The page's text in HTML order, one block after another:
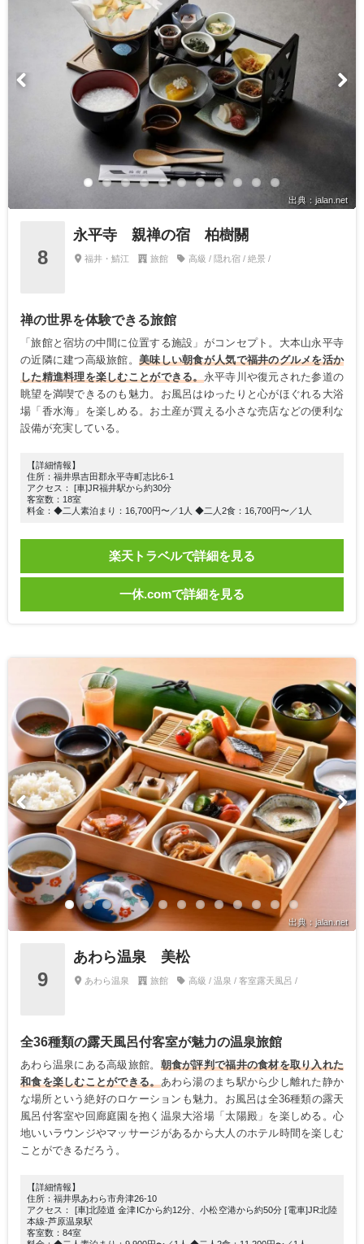
出典：jalan.net
8
永平寺 親禅の宿 柏樹關
福井・鯖江 旅館 高級 / 隠れ宿 / 絶景 /
禅の世界を体験できる旅館
「旅館と宿坊の中間に位置する施設」がコンセプト。大本山永平寺
の近隣に建つ高級旅館。美味しい朝食が人気で福井のグルメを活か
した精進料理を楽しむことができる。 永平寺川や復元された参道の
眺望を満喫できるのも魅力。お風呂はゆったりと心がほぐれる大浴
場「香水海」を楽しめる。お土産が買える小さな売店などの便利な
設備が充実している。
【詳細情報】
住所：福井県吉田郡永平寺町志比6-1
アクセス： [車]JR福井駅から約30分
客室数：18室
料金：◆二人素泊まり：16,700円〜／1人 ◆二人2食：16,700円〜／1人
楽天トラベルで詳細を見る
一休.comで詳細を見る
出典：jalan.net
9
あわら温泉 美松
あわら温泉 旅館 高級 / 温泉 / 客室露天風呂 /
全36種類の露天風呂付客室が魅力の温泉旅館
あわら温泉にある高級旅館。 朝食が評判で福井の食材を取り入れた
和食を楽しむことができる。 あわら湯のまち駅から少し離れた静か
な場所という絶好のロケーションも魅力。お風呂は全36種類の露天
風呂付客室や回廊庭園を抱く温泉大浴場「太陽殿」を楽しめる。心
地いいラウンジやマッサージがあるから大人のホテル時間を楽しむ
ことができるだろう。
【詳細情報】
住所：福井県あわら市舟津26-10
アクセス： [車]北陸道 金津ICから約12分、小松空港から約50分 [電車]JR北陸
本線-芦原温泉駅
客室数：84室